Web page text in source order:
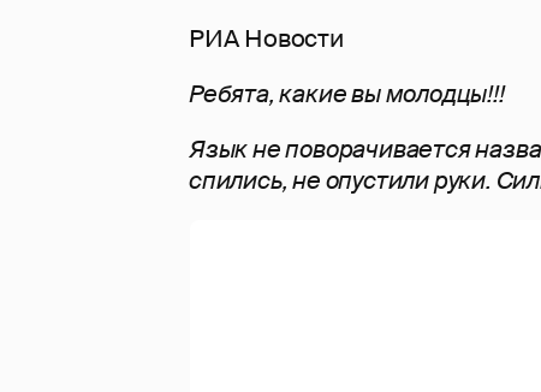
РИА Новости
Ребята, какие вы молодцы!!!
Язык не поворачивается
спились, не опустили руки.